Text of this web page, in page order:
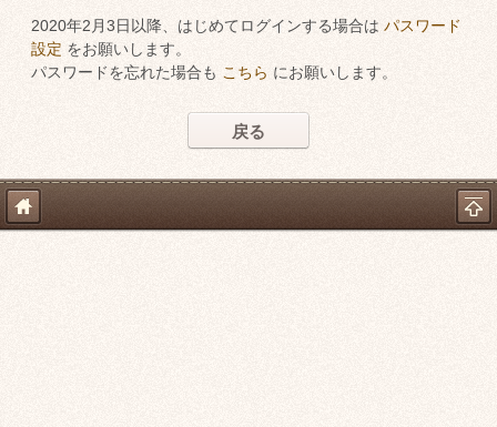
2020年2月3日以降、はじめてログインする場合は パスワード
設定 をお願いします。
パスワードを忘れた場合も こちら にお願いします。
戻る